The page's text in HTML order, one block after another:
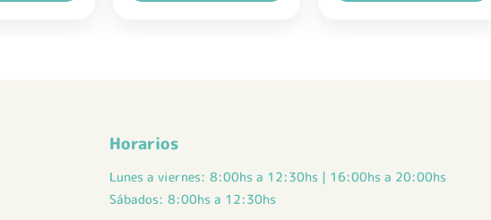
Horarios
Lunes a viernes: 8:00hs a 12:30hs | 16:00hs a 20:00hs
Sábados: 8:00hs a 12:30hs